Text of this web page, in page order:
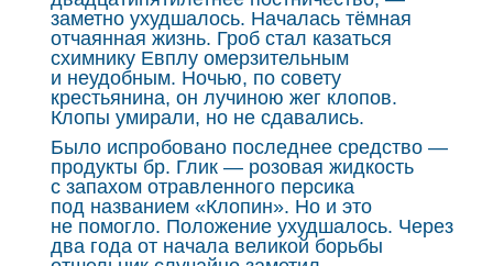
заметно ухудшалось. Началась тёмная
отчаянная жизнь. Гроб стал казаться
схимнику Евплу омерзительным
и неудобным. Ночью, по совету
крестьянина, он лучиною жег клопов.
Клопы умирали, но не сдавались.
Было испробовано последнее средство —
продукты бр. Глик — розовая жидкость
с запахом отравленного персика
под названием «Клопин». Но и это
не помогло. Положение ухудшалось. Через
два года от начала великой борьбы